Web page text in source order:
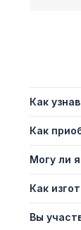
Как
Как
Могу ли
Как
Вы